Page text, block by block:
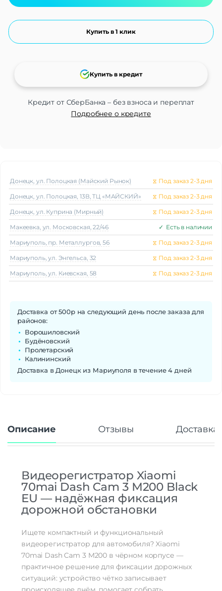
Купить в 1 клик
Кредит от СберБанка – без взноса и переплат
Подробнее о кредите
Купить в кредит
Донецк, ул. Полоцкая (Майский Рынок) ⧖ Под заказ 2-3 дня
Донецк, ул. Полоцкая, 13В, ТЦ «МАЙСКИЙ» ⧖ Под заказ 2-3 дня
Донецк, ул. Куприна (Мирный) ⧖ Под заказ 2-3 дня
Макеeвка, ул. Московская, 22/46 ✓ Есть в наличии
Мариуполь, пр. Металлургов, 56 ⧖ Под заказ 2-3 дня
Мариуполь, ул. Энгельса, 32 ⧖ Под заказ 2-3 дня
Мариуполь, ул. Киевская, 58 ⧖ Под заказ 2-3 дня
Доставка от 500р на следующий день после заказа для
районов:
Ворошиловский
Будёновский
Пролетарский
Калининский
Доставка в Донецк из Мариуполя в течение 4 дней
Описание Отзывы Доставка
Видеорегистратор Xiaomi
70mai Dash Cam 3 M200 Black
EU — надёжная фиксация
дорожной обстановки
Ищете компактный и функциональный
видеорегистратор для автомобиля? Xiaomi
70mai Dash Cam 3 M200 в чёрном корпусе —
практичное решение для фиксации дорожных
ситуаций: устройство чётко записывает